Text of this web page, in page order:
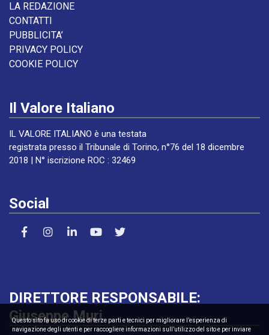
LA REDAZIONE
CONTATTI
PUBBLICITA’
PRIVACY POLICY
COOKIE POLICY
Il Valore Italiano
IL VALORE ITALIANO è una testata
registrata presso il Tribunale di Torino, n°76 del 18 dicembre
2018 | N° iscrizione ROC : 32469
Social
DIRETTORE RESPONSABILE:
Giuseppe Muri
Questo sito fa uso di cookie di terze parti e tecnici per migliorare l’esperienza di
navigazione degli utenti e per raccogliere informazioni sull’utilizzo del sito e per inviare